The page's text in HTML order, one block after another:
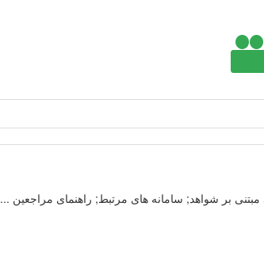
بر شواهد; سامانه های مرتبط; راهنمای مراجعین ...